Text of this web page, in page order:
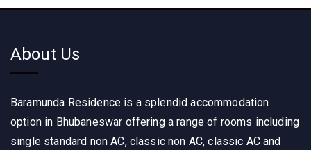
About Us
Baramunda Residence is a splendid accommodation
option in Bhubaneswar offering a range of rooms including
single standard non AC, classic non AC, classic AC and